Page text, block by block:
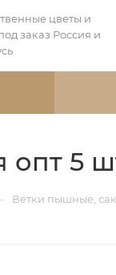
цветы и
заказ Россия и
опт 5
Ветки пышные,